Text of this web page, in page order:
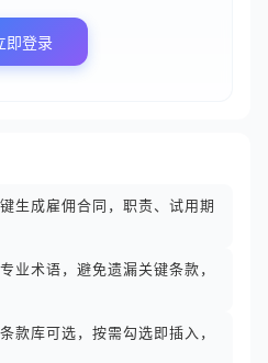
即登录
生成雇佣合同，职责、试用期
业术语，避免遗漏关键条款，
款库可选，按需勾选即插入，